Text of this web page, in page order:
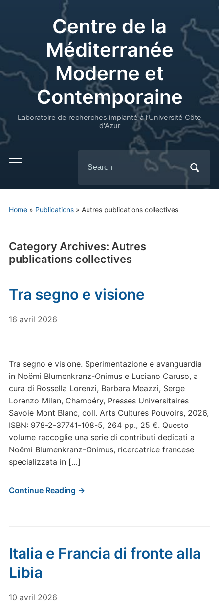
Centre de la
Méditerranée
Moderne et
Contemporaine
Laboratoire de recherches implanté à l’Université Côte
d'Azur
for:
Home» Publications» Autres publications collectives
Category Archives: Autres
publications collectives
Tra segno e visione
16 avril 2026
Tra segno e visione. Sperimentazione e avanguardia
in Noëmi Blumenkranz-Onimus e Luciano Caruso, a
cura di Rossella Lorenzi, Barbara Meazzi, Serge
Lorenzo Milan, Chambéry, Presses Universitaires
Savoie Mont Blanc, coll. Arts Cultures Pouvoirs, 2026,
ISBN: 978-2-37741-108-5, 264 pp., 25 €. Questo
volume raccoglie una serie di contributi dedicati a
Noëmi Blumenkranz-Onimus, ricercatrice francese
specializzata in […]
Continue Reading →
Italia e Francia di fronte alla
Libia
10 avril 2026